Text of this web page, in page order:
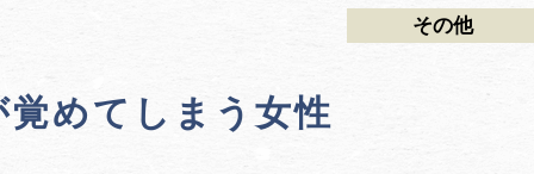
その他
覚めてしまう女性